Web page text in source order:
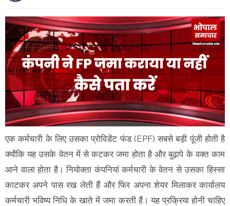
एक कर्मचारी के लिए उसका प्रोविडेंट फंड (EPF) सबसे बड़ी पूंजी होती है
क्योंकि यह उसके वेतन में से कटकर जमा होता है और बुढ़ापे के वक्त काम
आने वाला होता है। नियोक्ता कंपनियां कर्मचारी के वेतन से उसका हिस्सा
काटकर अपने पास रख लेती हैं और फिर अपना शेयर मिलाकर कार्यालय
कर्मचारी भविष्य निधि के खाते में जमा करती हैं। यह प्रक्रिया होनी चाहिए